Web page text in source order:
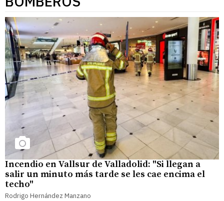
Incendio en Vallsur de Valladolid: "Si llegan a
salir un minuto más tarde se les cae encima el
techo"
Rodrigo Hernández Manzano